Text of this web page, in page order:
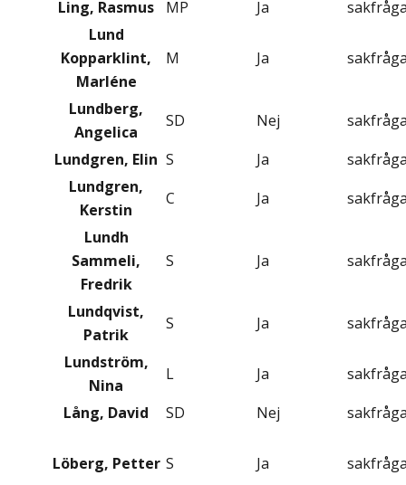
Ling, Rasmus
MP Ja
Lund
Kopparklint,
Marléne
M Ja
Lundberg,
Angelica
SD Nej
Lundgren, Elin S Ja
Lundgren,
Kerstin
C Ja
Lundh
Sammeli,
Fredrik
S Ja
Lundqvist,
Patrik
S Ja
Lundström,
Nina
L Ja
Lång, David
SD Nej
Löberg, Petter S Ja